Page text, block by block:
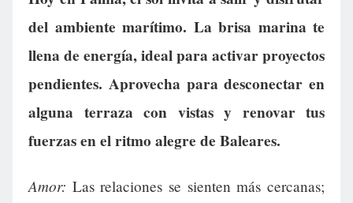
del ambiente marítimo. La brisa marina te
llena de energía, ideal para activar proyectos
pendientes. Aprovecha para desconectar en
alguna terraza con vistas y renovar tus
fuerzas en el ritmo alegre de Baleares.
Amor: Las relaciones se sienten más cercanas;